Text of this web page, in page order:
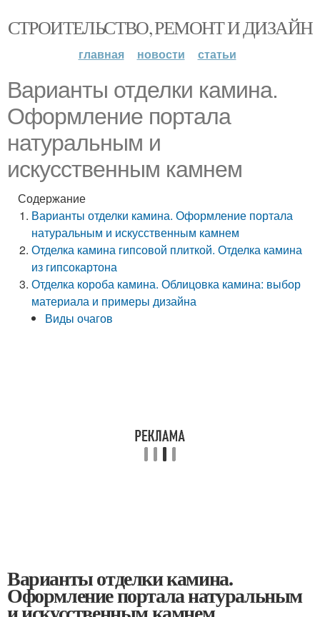
СТРОИТЕЛЬСТВО, РЕМОНТ И ДИЗАЙН
главная новости статьи
Варианты отделки камина.
Оформление портала
натуральным и
искусственным камнем
Содержание
Варианты отделки камина. Оформление портала
натуральным и искусственным камнем
Отделка камина гипсовой плиткой. Отделка камина
из гипсокартона
Отделка короба камина. Облицовка камина: выбор
материала и примеры дизайна
Виды очагов
Варианты отделки камина.
Оформление портала натуральным